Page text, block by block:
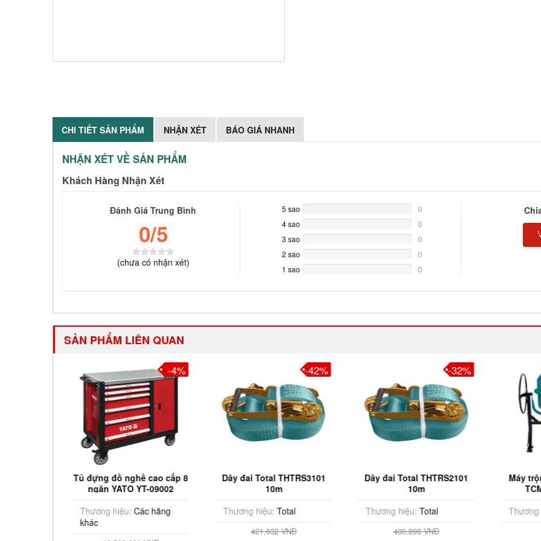
CHI TIẾT SẢN PHẨM NHẬN XÉT BÁO GIÁ NHANH
NHẬN XÉT VỀ SẢN PHẨM
Khách Hàng Nhận Xét
Đánh Giá Trung Bình
0/5
(chưa có nhận xét)
5 sao
Complete
0
4 sao
Complete
0
3 sao
Complete
0
2 sao
Complete
0
1 sao
0
SẢN PHẨM LIÊN QUAN
Tủ đựng đồ nghề cao cấp 8
ngăn YATO YT-09002
Thương hiệu:Các hãng
khác
-4%
Dây đai Total THTRS3101
10m
Thương hiệu:Total
421,632 VNĐ
-42%
Dây đai Total THTRS2101
10m
Thương hiệu:Total
400,896 VNĐ
-32%
Máy trộn
Thương